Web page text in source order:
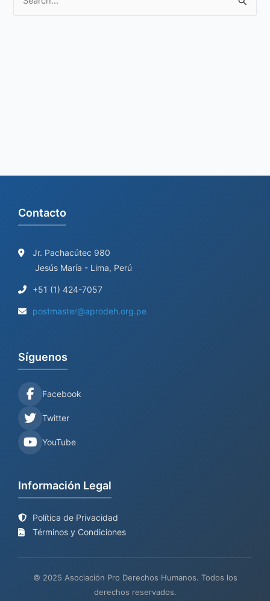
Contacto
Jr. Pachacútec 980
Jesús María - Lima, Perú
+51 (1) 424-7057
postmaster@aprodeh.org.pe
Síguenos
Facebook
Twitter
YouTube
Información Legal
Política de Privacidad
Términos y Condiciones
© 2025 Asociación Pro Derechos Humanos. Todos los
derechos reservados.